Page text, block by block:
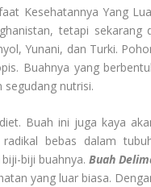
Kesehatannya Yang
tetapi sekarang
Yunani, dan Turki.
Buahnya yang
nutrisi.
Buah ini juga kaya
bebas dalam
biji-biji buahnya.Buah
yang luar biasa.